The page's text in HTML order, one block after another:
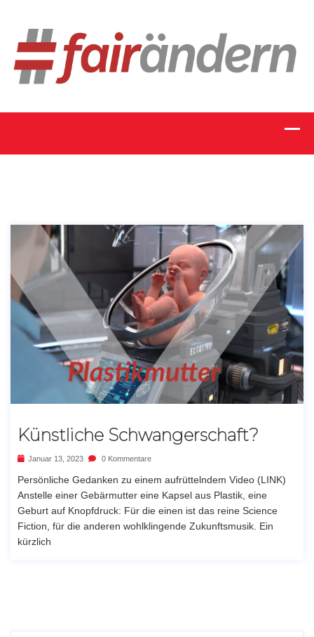
Künstliche Schwangerschaft?
Januar 13, 2023 0 Kommentare
Persönliche Gedanken zu einem aufrüttelndem Video (LINK)
Anstelle einer Gebärmutter eine Kapsel aus Plastik, eine
Geburt auf Knopfdruck: Für die einen ist das reine Science
Fiction, für die anderen wohlklingende Zukunftsmusik. Ein
kürzlich